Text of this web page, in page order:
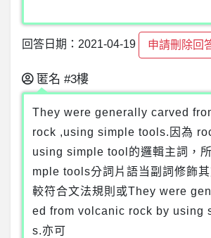
回答日期：2021-04-19 申請刪除回
匿名 #3樓
They were generally carved
rock ,using simple tools.因為
using simple tool的邏輯主詞，
mple tools分詞片語当副詞修飾
較符合文法規則或They were
ed from volcanic rock by using
s.亦可